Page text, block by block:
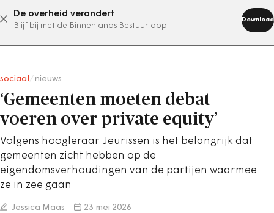
De overheid verandert
Blijf bij met de Binnenlands Bestuur app
Download
abonneer nu
sociaal nieuws
‘Gemeenten moeten debat
voeren over private equity’
Volgens hoogleraar Jeurissen is het belangrijk dat
gemeenten zicht hebben op de
eigendomsverhoudingen van de partijen waarmee
ze in zee gaan
Jessica Maas 23 mei 2026